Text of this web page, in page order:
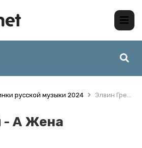
русской музыки 2024 Элвин Грей - А Жена Татарочка
- А Жена